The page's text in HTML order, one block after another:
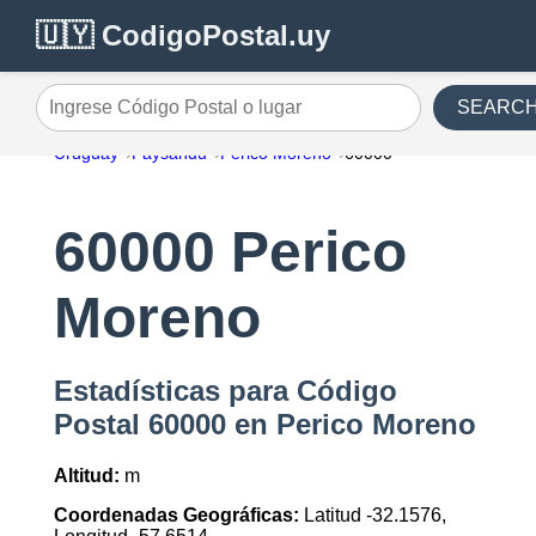
🇺🇾 CodigoPostal.uy
Ingrese Código Postal o lugar
Uruguay Paysandu Perico Moreno 60000
60000 Perico
Moreno
Estadísticas para Código
Postal 60000 en Perico Moreno
Altitud: m
Coordenadas Geográficas: Latitud -32.1576,